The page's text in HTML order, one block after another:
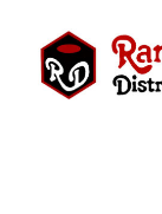
content